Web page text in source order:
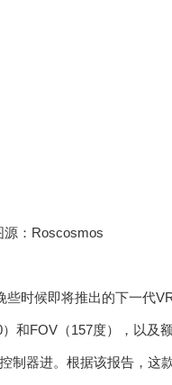
源：Roscosmos
时候即将推出的下一代
和FOV（157度），以及
制器进。根据该报告，这